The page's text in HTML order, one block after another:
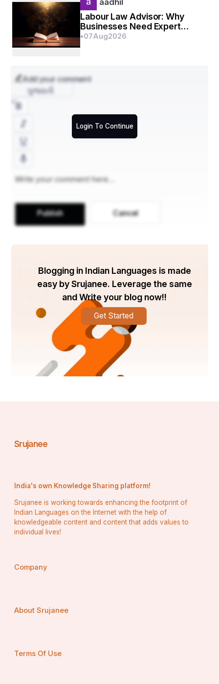
aadhil
Labour Law Advisor: Why
Businesses Need Expert
Labour Compliance Support
•07Aug2026
Add your comment
Login To Continue
ગુજરાતી
Publish Cancel
Blogging in Indian Languages is made
easy by Srujanee. Leverage the same
and Write your blog now!!
Get Started
Srujanee
India's own Knowledge Sharing platform!
Srujanee is working towards enhancing the footprint of
Indian Languages on the Internet with the help of
knowledgeable content and content that adds values to
individual lives!
Company
About Srujanee
Terms Of Use